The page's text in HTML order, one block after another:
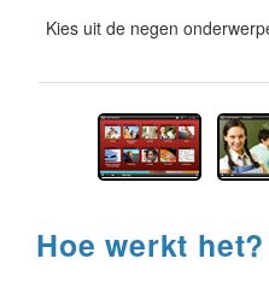
Kies uit de negen
Hoe werkt het?